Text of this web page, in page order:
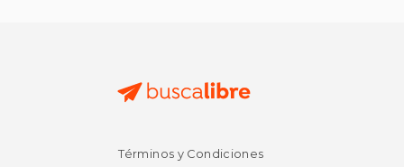
$ 24.99
Términos y Condiciones